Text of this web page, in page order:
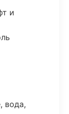
и
вода,